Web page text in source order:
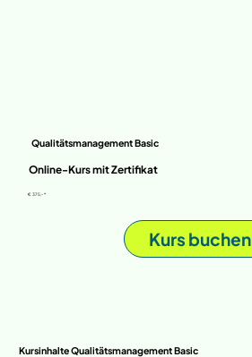
Qualitätsmanagement Basic
Online-Kurs mit Zertifikat
€ 375,- *
Kurs buchen
Kursinhalte Qualitätsmanagement Basic